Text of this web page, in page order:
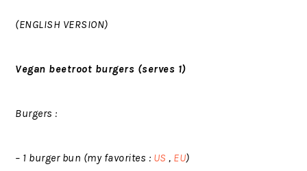
(ENGLISH VERSION)
Vegan beetroot burgers (serves 1)
Burgers :
– 1 burger bun (my favorites : US , EU)